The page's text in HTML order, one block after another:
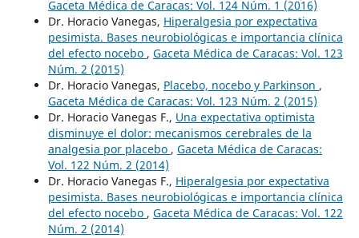
Gaceta Médica de Caracas: Vol. 124 Núm. 1 (2016)
Dr. Horacio Vanegas, Hiperalgesia por expectativa
pesimista. Bases neurobiológicas e importancia clínica
del efecto nocebo , Gaceta Médica de Caracas: Vol. 123
Núm. 2 (2015)
Dr. Horacio Vanegas, Placebo, nocebo y Parkinson ,
Gaceta Médica de Caracas: Vol. 123 Núm. 2 (2015)
Dr. Horacio Vanegas F., Una expectativa optimista
disminuye el dolor: mecanismos cerebrales de la
analgesia por placebo , Gaceta Médica de Caracas:
Vol. 122 Núm. 2 (2014)
Dr. Horacio Vanegas F., Hiperalgesia por expectativa
pesimista. Bases neurobiológicas e importancia clínica
del efecto nocebo , Gaceta Médica de Caracas: Vol. 122
Núm. 2 (2014)